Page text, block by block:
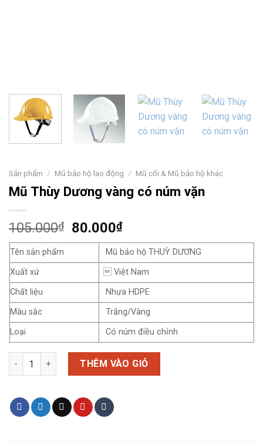
Sản phẩm / Mũ bảo hộ lao động / Mũ cối & Mũ bảo hộ khác
Mũ Thùy Dương vàng có núm vặn
105.000₫
Giá
gốc
105.000₫.
80.000₫Giá
hiện
tại
là:
80.000₫.
Tên sản phẩm
Mũ bảo hộ THUỲ DƯƠNG
Xuất xứ
Việt Nam
Chất liệu
Nhựa HDPE
Màu sắc
Trắng/Vàng
Loại
Có núm điều chỉnh
Mũ Thùy Dương vàng có núm vặn số lượng
THÊM VÀO GIỎ